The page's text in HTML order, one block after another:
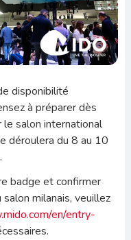
disponibilité
à préparer dès
salon international
déroulera du 8 au 10
badge et confirmer
milanais, veuillez
en/entry-